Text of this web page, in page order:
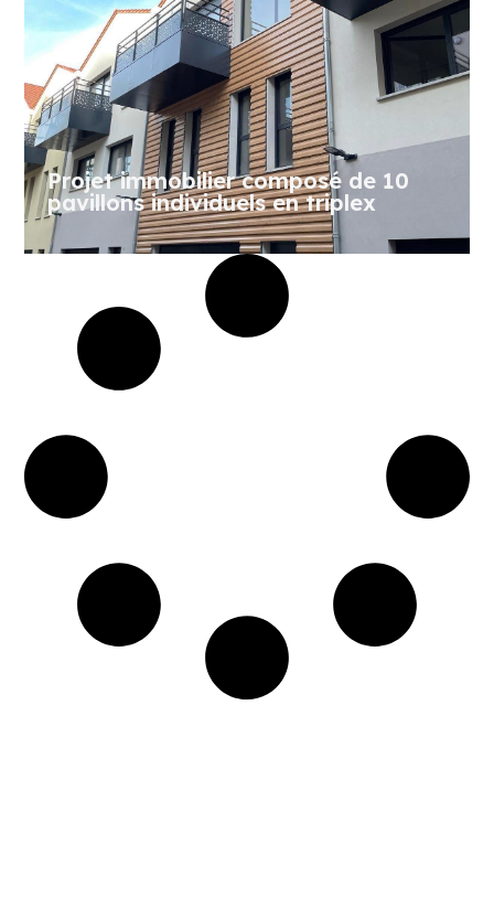
Projet immobilier composé de 10
pavillons individuels en triplex